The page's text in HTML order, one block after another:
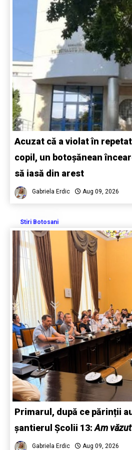
Acuzat că a violat în
copil, un botoșănean
să iasă din arest
Gabriela Erdic Aug 09, 2026
Stiri Botosani
Primarul, după ce părinții
șantierul Școlii 13:Am
Gabriela Erdic Aug 09, 2026